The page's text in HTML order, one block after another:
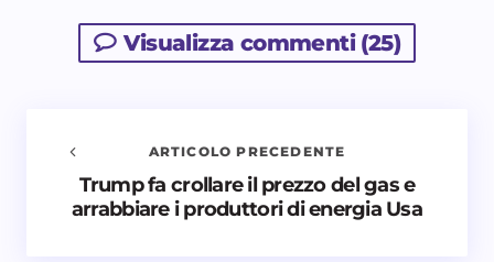
Visualizza commenti (25)
Avvisami quando vengono aggiunti nuovi
commenti
ARTICOLO PRECEDENTE
Trump fa crollare il prezzo del gas e
arrabbiare i produttori di energia Usa